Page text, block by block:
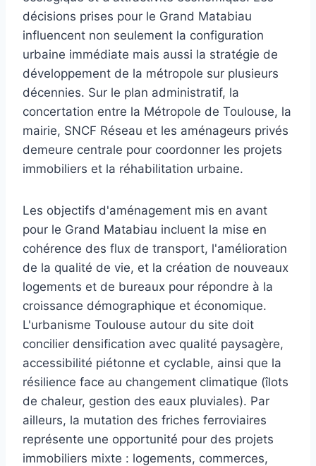
décisions prises pour le Grand Matabiau
influencent non seulement la configuration
urbaine immédiate mais aussi la stratégie de
développement de la métropole sur plusieurs
décennies. Sur le plan administratif, la
concertation entre la Métropole de Toulouse, la
mairie, SNCF Réseau et les aménageurs privés
demeure centrale pour coordonner les projets
immobiliers et la réhabilitation urbaine.
Les objectifs d'aménagement mis en avant
pour le Grand Matabiau incluent la mise en
cohérence des flux de transport, l'amélioration
de la qualité de vie, et la création de nouveaux
logements et de bureaux pour répondre à la
croissance démographique et économique.
L'urbanisme Toulouse autour du site doit
concilier densification avec qualité paysagère,
accessibilité piétonne et cyclable, ainsi que la
résilience face au changement climatique (îlots
de chaleur, gestion des eaux pluviales). Par
ailleurs, la mutation des friches ferroviaires
représente une opportunité pour des projets
immobiliers mixte : logements, commerces,